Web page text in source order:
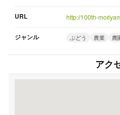
URL http://100th-
ジャンル ぶどう 農業 農
アク